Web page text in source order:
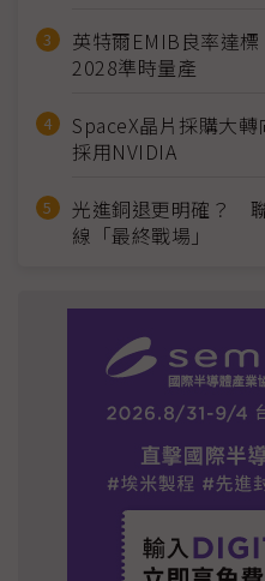
英特爾EMIB良率達
2028準時量產
SpaceX晶片採購大
採用NVIDIA
光進銅退更明確？
線「最終戰場」